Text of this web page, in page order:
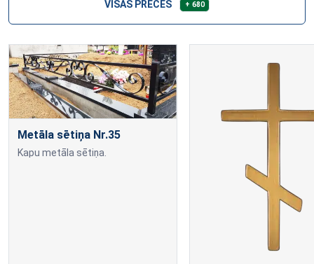
VISAS PRECES + 680
Metāla sētiņa Nr.35
Kapu metāla sētiņa.